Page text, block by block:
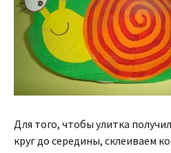
Для того, чтобы улитка
круг до середины, склеиваем